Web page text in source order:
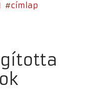
címlap